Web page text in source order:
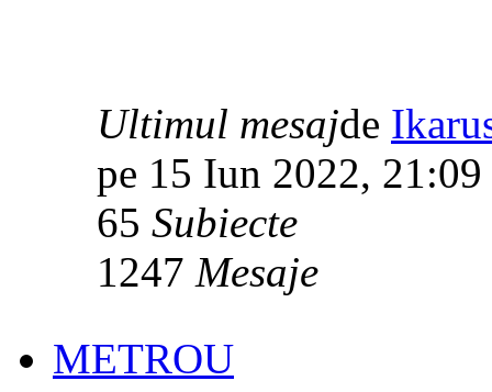
Ultimul mesajde
pe 15 Iun 2022, 21:09
65 Subiecte
1247 Mesaje
METROU